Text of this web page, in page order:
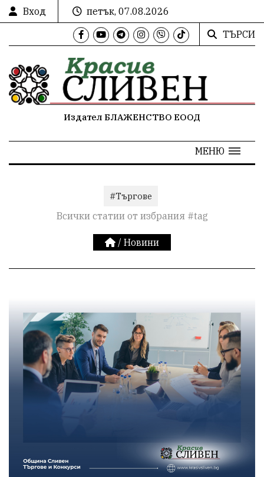
Вход
петък, 07.08.2026
ТЪРСИ
Издател БЛАЖЕНСТВО ЕООД
МЕНЮ
#Търгове
Всички статии от избрания #tag
/ Новини